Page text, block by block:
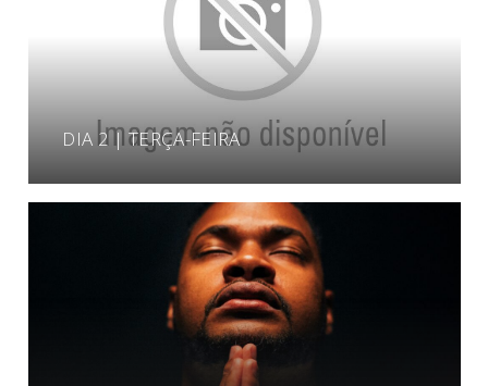
DIA 2 | TERÇA-FEIRA